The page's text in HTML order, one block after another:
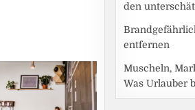
den
entfernen
Muscheln,
Was Urlauber